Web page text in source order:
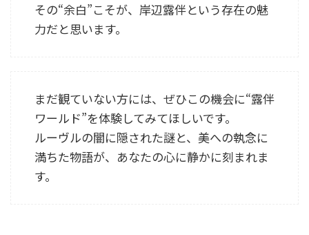
その“余白”こそが、岸辺露伴という存在の魅
力だと思います。
まだ観ていない方には、ぜひこの機会に“露伴
ワールド”を体験してみてほしいです。
ルーヴルの闇に隠された謎と、美への執念に
満ちた物語が、あなたの心に静かに刻まれま
す。